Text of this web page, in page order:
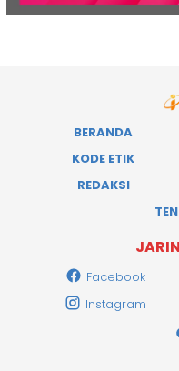
BERANDA
KODE ETIK
REDAKSI
Facebook
Instagram